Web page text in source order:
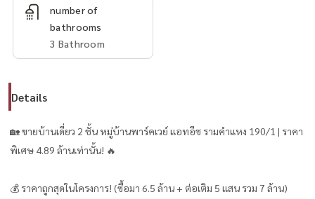
number of
bathrooms
3 Bathroom
Details
🏡 ขายบ้านเดี่ยว 2 ชั้น หมู่บ้านพาร์คเวย์ แอทอีซ รามคำแหง 190/1 | ราคา
พิเศษ 4.89 ล้านเท่านั้น! 🔥
💰 ราคาถูกสุดในโครงการ! (ซื้อมา 6.5 ล้าน + ต่อเติม 5 แสน รวม 7 ล้าน)